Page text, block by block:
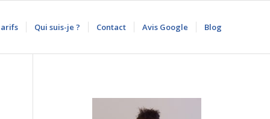
Qui suis-je ? Contact Avis Google Blog